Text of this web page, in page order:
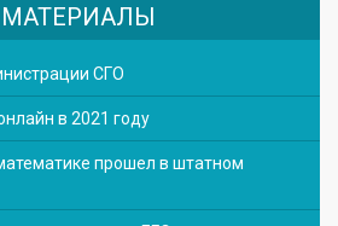
СГО
в 2021 году
прошел в штатном